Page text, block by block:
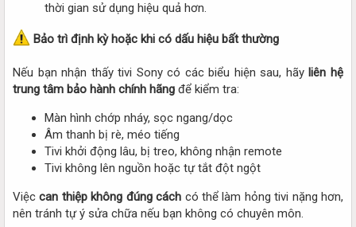
thời gian sử dụng hiệu quả hơn.​
Bảo trì định kỳ hoặc khi có dấu hiệu bất thường
Nếu bạn nhận thấy tivi Sony có các biểu hiện sau, hãy liên hệ
trung tâm bảo hành chính hãng để kiểm tra:​
Màn hình chớp nháy, sọc ngang/dọc​
Âm thanh bị rè, méo tiếng​
Tivi khởi động lâu, bị treo, không nhận remote​
Tivi không lên nguồn hoặc tự tắt đột ngột​
Việccan thiệp không đúng cách có thể làm hỏng tivi nặng hơn,
nên tránh tự ý sửa chữa nếu bạn không có chuyên môn.